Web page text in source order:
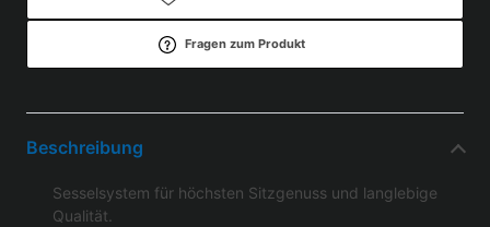
Fragen zum Produkt
Beschreibung
Sesselsystem für höchsten Sitzgenuss und langlebige
Qualität.